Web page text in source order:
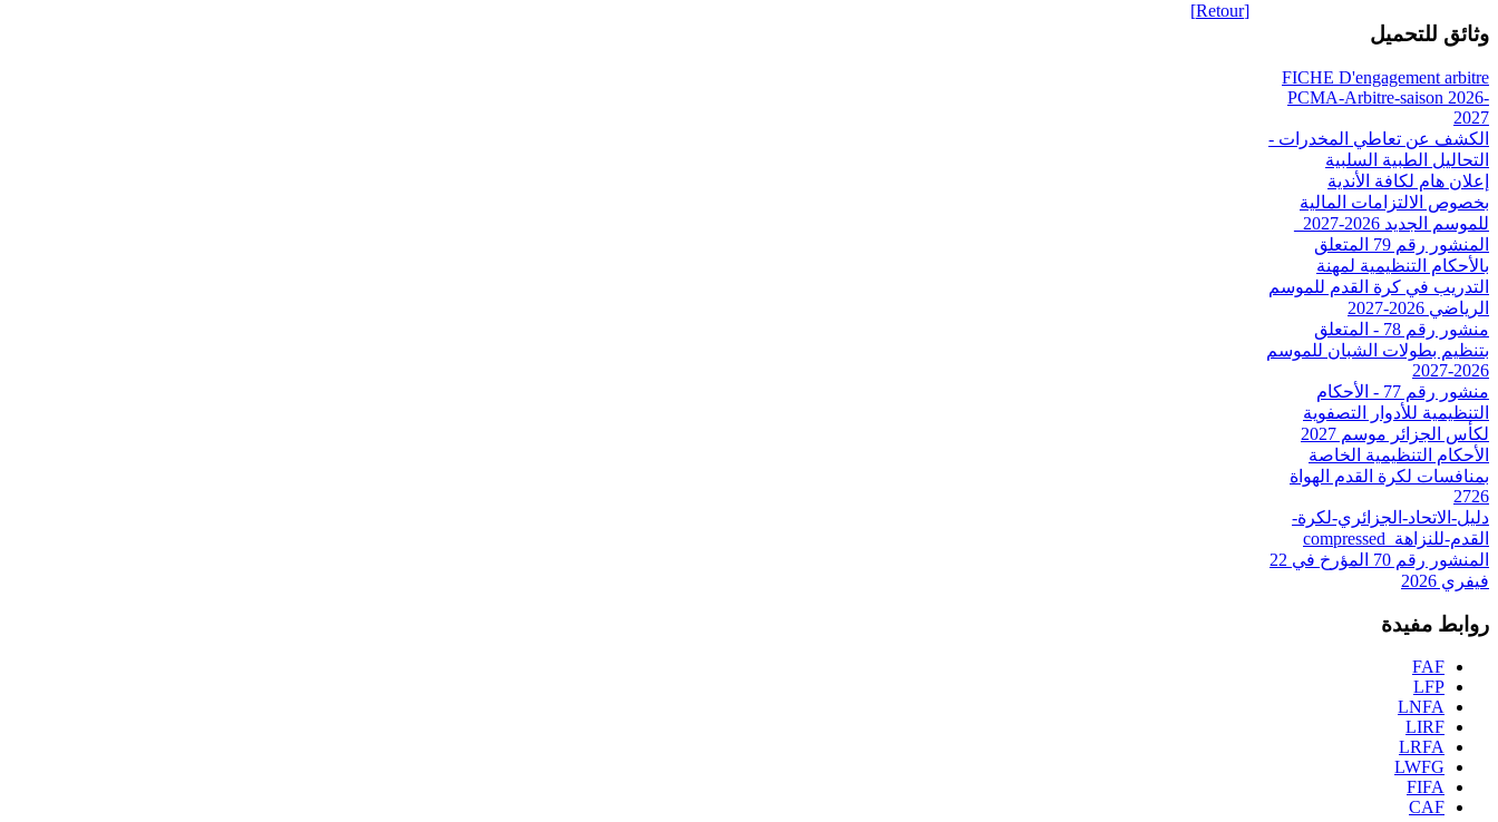
[Retour]
وثائق للتحميل
FICHE D'engagement arbitre
PCMA-Arbitre-saison 2026-
2027
الكشف عن تعاطي المخدرات -
التحاليل الطبية السلبية
إعلان هام لكافة الأندية
بخصوص الالتزامات المالية
للموسم الجديد 2026-2027_
المنشور رقم 79 المتعلق
بالأحكام التنظيمية لمهنة
التدريب في كرة القدم للموسم
الرياضي 2026-2027
منشور رقم 78 - المتعلق
بتنظيم بطولات الشبان للموسم
2026-2027
منشور رقم 77 - الأحكام
التنظيمية للأدوار التصفوية
لكأس الجزائر موسم 2027
الأحكام التنظيمية الخاصة
بمنافسات لكرة القدم الهواة
2726
دليل-الاتحاد-الجزائري-لكرة-
القدم-للنزاهة_compressed
المنشور رقم 70 المؤرخ في 22
فيفري 2026
روابط مفيدة
FAF
LFP
LNFA
LIRF
LRFA
LWFG
FIFA
CAF